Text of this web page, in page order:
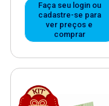
Faça seu login ou
cadastre-se para
ver preços e
comprar